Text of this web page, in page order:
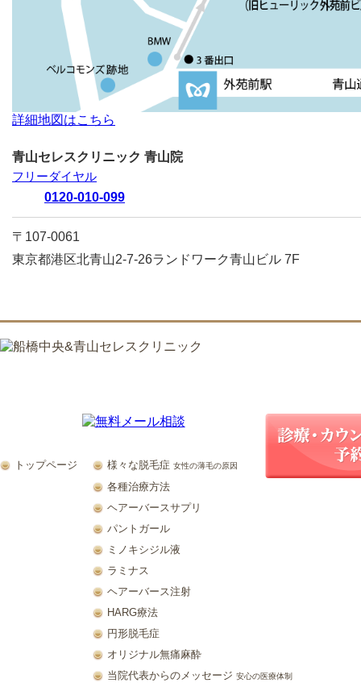
詳細地図はこちら
青山セレスクリニック 青山院
フリーダイヤル
0120-010-099
〒107-0061
東京都港区北青山2-7-26ランドワーク青山ビル 7F
トップページ 様々な脱毛症 女性の薄毛の原因
各種治療方法
ヘアーバースサプリ
パントガール
ミノキシジル液
ラミナス
ヘアーバース注射
HARG療法
円形脱毛症
オリジナル無痛麻酔
当院代表からのメッセージ 安心の医療体制